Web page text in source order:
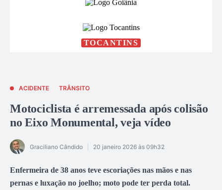
TOCANTINS
ACIDENTE TRÂNSITO
Motociclista é arremessada após colisão
no Eixo Monumental, veja vídeo
Graciliano Cândido 20 janeiro 2026 às 09h32
Enfermeira de 38 anos teve escoriações nas mãos e nas
pernas e luxação no joelho; moto pode ter perda total.